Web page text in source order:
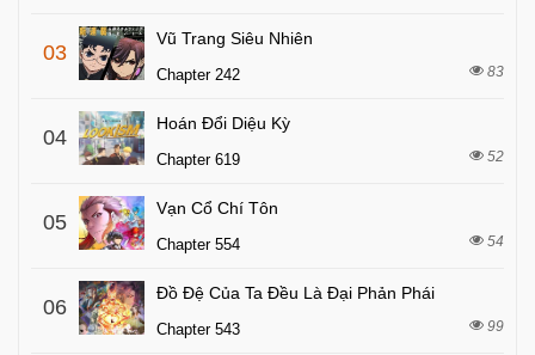
03
Vũ Trang Siêu Nhiên
Chapter 242 83
04
Hoán Đổi Diệu Kỳ
Chapter 619 52
05
Vạn Cổ Chí Tôn
Chapter 554 54
06
Đồ Đệ Của Ta Đều Là Đại Phản Phái
Chapter 543 99